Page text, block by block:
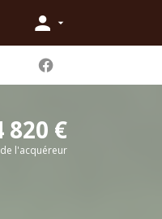
820 €
l'acquéreur